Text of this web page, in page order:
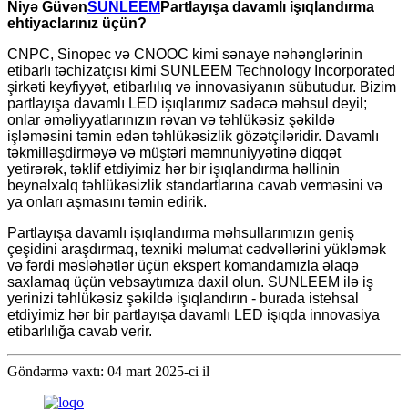
Niyə GüvənSUNLEEM Partlayışa davamlı işıqlandırma
ehtiyaclarınız üçün?
CNPC, Sinopec və CNOOC kimi sənaye nəhənglərinin
etibarlı təchizatçısı kimi SUNLEEM Technology Incorporated
şirkəti keyfiyyət, etibarlılıq və innovasiyanın sübutudur. Bizim
partlayışa davamlı LED işıqlarımız sadəcə məhsul deyil;
onlar əməliyyatlarınızın rəvan və təhlükəsiz şəkildə
işləməsini təmin edən təhlükəsizlik gözətçiləridir. Davamlı
təkmilləşdirməyə və müştəri məmnuniyyətinə diqqət
yetirərək, təklif etdiyimiz hər bir işıqlandırma həllinin
beynəlxalq təhlükəsizlik standartlarına cavab verməsini və
ya onları aşmasını təmin edirik.
Partlayışa davamlı işıqlandırma məhsullarımızın geniş
çeşidini araşdırmaq, texniki məlumat cədvəllərini yükləmək
və fərdi məsləhətlər üçün ekspert komandamızla əlaqə
saxlamaq üçün vebsaytımıza daxil olun. SUNLEEM ilə iş
yerinizi təhlükəsiz şəkildə işıqlandırın - burada istehsal
etdiyimiz hər bir partlayışa davamlı LED işıqda innovasiya
etibarlılığa cavab verir.
Göndərmə vaxtı: 04 mart 2025-ci il